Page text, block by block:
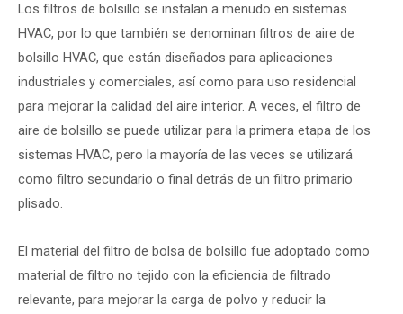
Los filtros de bolsillo se instalan a menudo en sistemas
HVAC, por lo que también se denominan filtros de aire de
bolsillo HVAC, que están diseñados para aplicaciones
industriales y comerciales, así como para uso residencial
para mejorar la calidad del aire interior. A veces, el filtro de
aire de bolsillo se puede utilizar para la primera etapa de los
sistemas HVAC, pero la mayoría de las veces se utilizará
como filtro secundario o final detrás de un filtro primario
plisado.
El material del filtro de bolsa de bolsillo fue adoptado como
material de filtro no tejido con la eficiencia de filtrado
relevante, para mejorar la carga de polvo y reducir la